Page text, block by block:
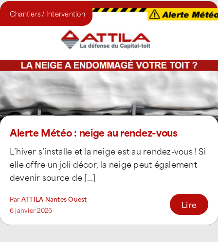
Chantiers / Intervention
Alerte Météo : neige au rendez-vous
L’hiver s’installe et la neige est au rendez-vous ! Si
elle offre un joli décor, la neige peut également
devenir source de [...]
Par ATTILA Nantes Ouest
6 janvier 2026
Lire